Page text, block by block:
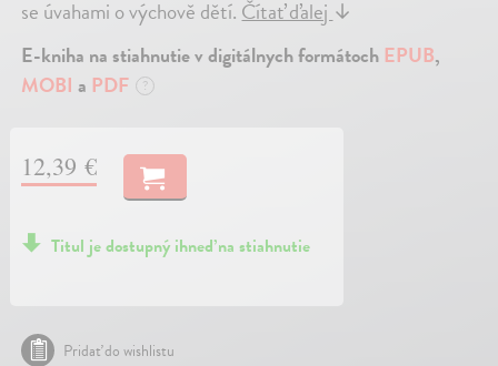
se úvahami o výchově dětí. Čítať ďalej ↓
E-kniha na stiahnutie v digitálnych formátoch EPUB,
MOBI a PDF ?
12,39 €
Titul je dostupný ihneď na stiahnutie
Pridať do wishlistu